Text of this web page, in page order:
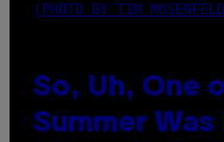
(PHOTO BY TIM
So, Uh, One
Summer